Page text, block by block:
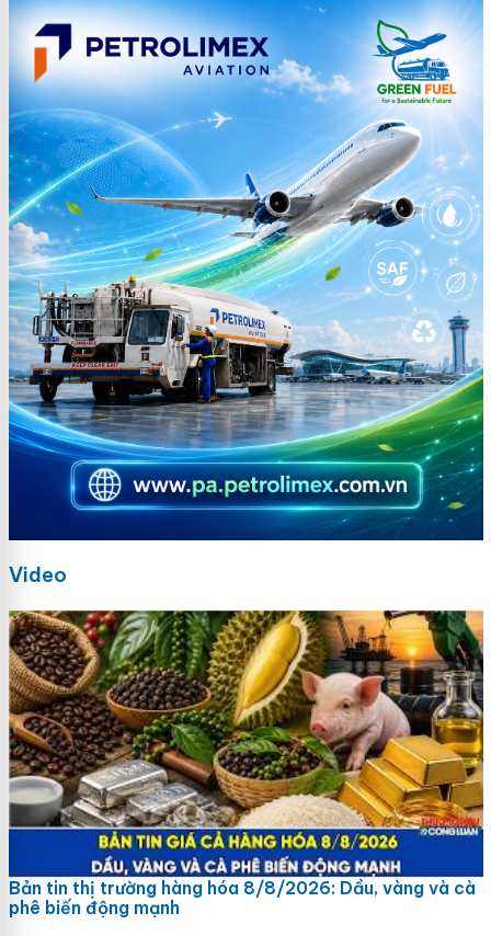
Video
Bản tin thị trường hàng hóa 8/8/2026: Dầu, vàng và cà
phê biến động mạnh